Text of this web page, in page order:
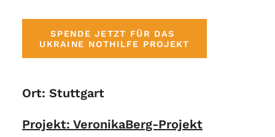
SPENDE JETZT FÜR DAS
UKRAINE NOTHILFE PROJEKT
Ort: Stuttgart
Projekt: VeronikaBerg-Projekt